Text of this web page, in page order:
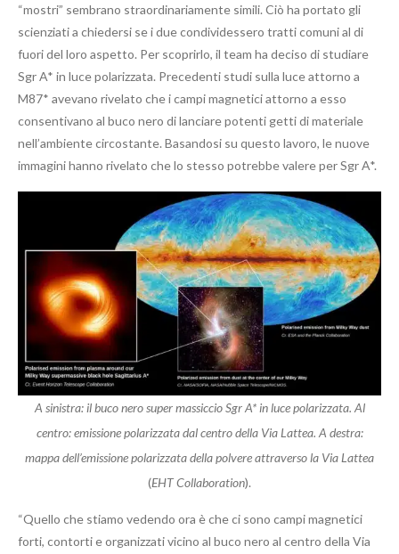
“mostri” sembrano straordinariamente simili. Ciò ha portato gli
scienziati a chiedersi se i due condividessero tratti comuni al di
fuori del loro aspetto. Per scoprirlo, il team ha deciso di studiare
Sgr A* in luce polarizzata. Precedenti studi sulla luce attorno a
M87* avevano rivelato che i campi magnetici attorno a esso
consentivano al buco nero di lanciare potenti getti di materiale
nell’ambiente circostante. Basandosi su questo lavoro, le nuove
immagini hanno rivelato che lo stesso potrebbe valere per Sgr A*.
A sinistra: il buco nero super massiccio Sgr A* in luce polarizzata. Al
centro: emissione polarizzata dal centro della Via Lattea. A destra:
mappa dell’emissione polarizzata della polvere attraverso la Via Lattea
(EHT Collaboration).
“Quello che stiamo vedendo ora è che ci sono campi magnetici
forti, contorti e organizzati vicino al buco nero al centro della Via